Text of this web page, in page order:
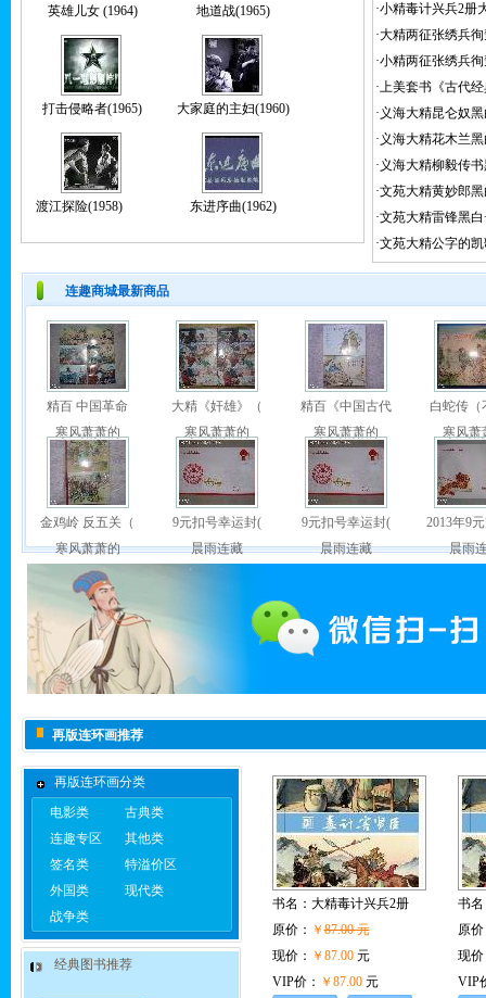
英雄儿女 (1964) 地道战(1965)
打击侵略者(1965) 大家庭的主妇(1960)
渡江探险(1958) 东进序曲(1962)
·小精毒计兴兵2册
·大精两征张绣兵
·小精两征张绣兵
·上美套书《古代
· 义海大精昆仑奴黑
· 义海大精花木兰黑
· 义海大精柳毅传
·文苑大精黄妙郎
·文苑大精雷锋黑
·文苑大精公字的
连趣商城最新商品
精百 中国革命
寒风萧萧的
现价:￥430.0
大精《奸雄》（
寒风萧萧的
现价:
￥160.0
精百《中国古代
寒风萧萧的
现价:
￥860.0
白蛇传（
寒风萧
现价:
金鸡岭 反五关（
寒风萧萧的
现价:￥430.0
9元扣号幸运封(
晨雨连藏
9元扣号幸运封(
晨雨连藏
2013年9
晨雨
再版连环画推荐
再版连环画分类
电影类
古典类
连趣专区
其他类
签名类
特溢价区
外国类
现代类
战争类
经典图书推荐
书名： 大精毒计兴兵2册
原价： ￥87.00 元
现价： ￥87.00元
VIP价： ￥87.00元
书名
原
现价
VIP